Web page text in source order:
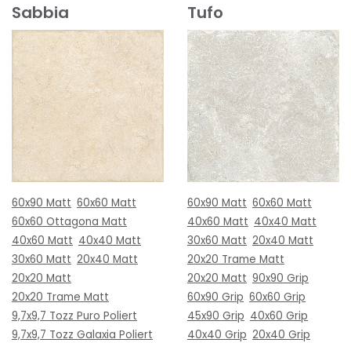
Sabbia
60x90 Matt 60x60 Matt
60x60 Ottagona Matt
40x60 Matt 40x40 Matt
30x60 Matt 20x40 Matt
20x20 Matt
20x20 Trame Matt
9,7x9,7 Tozz Puro Poliert
9,7x9,7 Tozz Galaxia Poliert
Tufo
60x90 Matt 60x60 Matt
40x60 Matt 40x40 Matt
30x60 Matt 20x40 Matt
20x20 Trame Matt
20x20 Matt 90x90 Grip
60x90 Grip 60x60 Grip
45x90 Grip 40x60 Grip
40x40 Grip 20x40 Grip